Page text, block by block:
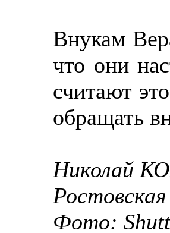
Внукам
что они
считают
обращать
Николай
Фото: